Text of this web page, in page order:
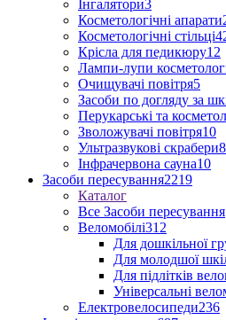
Інгалятори3
Косметологічні апарати
Косметологічні стільці
Крісла для педикюру12
Лампи-лупи
Очищувачі повітря5
Засоби по догляду за
Перукарські та
Зволожувачі повітря10
Ультразвукові скрабери8
Інфрачервона сауна10
Засоби пересування2219
Каталог
Все Засоби пересування
Веломобілі312
Для дошкільної
Для молодшої
Для підлітків
Універсальні
Електровелосипеди236